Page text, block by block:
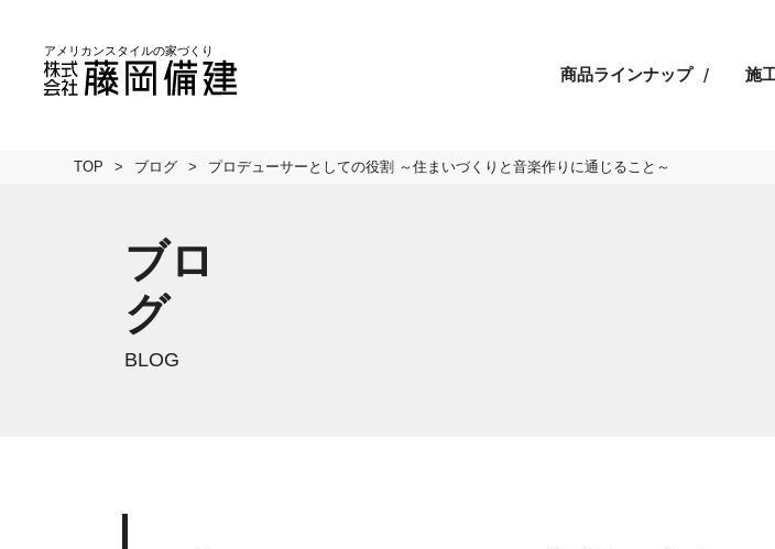
商品ラインナップ 施
TOP ブログ プロデューサーとしての役割 ～住まいづくりと音楽作りに通じること～
ブロ
グ
BLOG